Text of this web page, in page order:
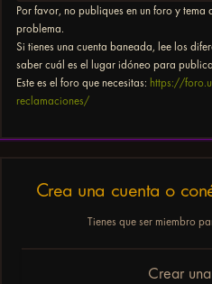
Por favor, no publiques en un foro y tema
problema.
Si tienes una cuenta baneada, lee los
saber cuál es el lugar idóneo para
Este es el foro que necesitas: https://
reclamaciones/
Crea una cuenta o
Tienes que ser miembro
Crear